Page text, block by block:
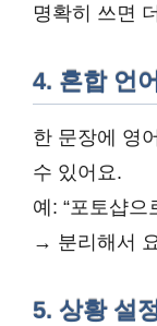
명확히 쓰면
4. 혼합 언
한 문장에 영
수 있어요.
예: “포토샵
→ 분리해서
5. 상황 설